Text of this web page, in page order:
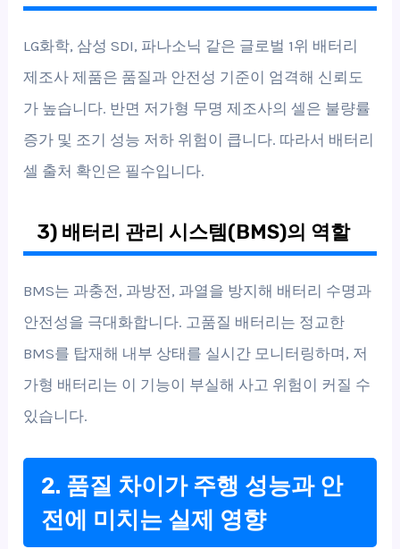
LG화학, 삼성 SDI, 파나소닉 같은 글로벌 1위 배터리
제조사 제품은 품질과 안전성 기준이 엄격해 신뢰도
가 높습니다. 반면 저가형 무명 제조사의 셀은 불량률
증가 및 조기 성능 저하 위험이 큽니다. 따라서 배터리
셀 출처 확인은 필수입니다.
3) 배터리 관리 시스템(BMS)의 역할
BMS는 과충전, 과방전, 과열을 방지해 배터리 수명과
안전성을 극대화합니다. 고품질 배터리는 정교한
BMS를 탑재해 내부 상태를 실시간 모니터링하며, 저
가형 배터리는 이 기능이 부실해 사고 위험이 커질 수
있습니다.
2. 품질 차이가 주행 성능과 안
전에 미치는 실제 영향